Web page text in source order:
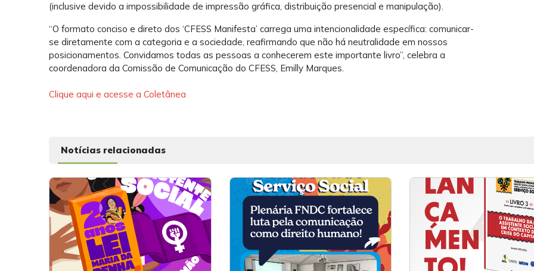
(inclusive devido a impossibilidade de impressão gráfica, distribuição presencial e manipulação).
“O formato conciso e direto dos ‘CFESS Manifesta’ carrega uma intencionalidade específica: comunicar-
se diretamente com a categoria e a sociedade, reafirmando que não há neutralidade em nossos
posicionamentos. Convidamos todas as pessoas a conhecerem este importante livro”, celebra a
coordenadora da Comissão de Comunicação do CFESS, Emilly Marques.
Clique aqui e acesse a Coletânea
Notícias relacionadas